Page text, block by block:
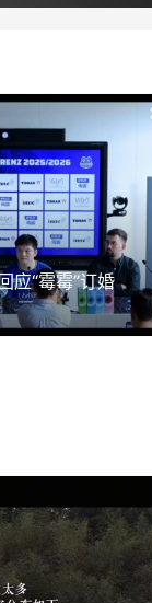
应“霉霉”订婚